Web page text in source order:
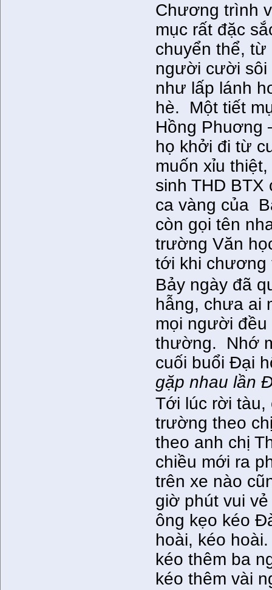
Chương trình
mục rất đặc
chuyển thể, từ
người cười sôi
như lấp lánh
hè. Một tiết
Hồng Phuơng
họ khởi đi từ
muốn xỉu
sinh THD
ca vàng của
còn gọi tên
trường Văn
tới khi chương
Bảy ngày đã
hẫng, chưa ai
mọi người
thường. Nhớ
cuối buổi Đại
gặp nhau lần
Tới lúc rời tàu,
trường theo
theo anh chị
chiều mới ra
trên xe nào
giờ phút vui
ông kẹo kéo
hoài, kéo
kéo thêm ba
kéo thêm vài